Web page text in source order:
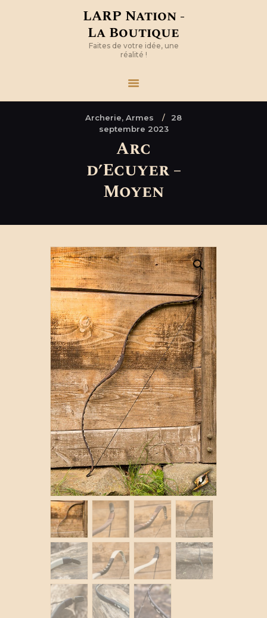
LARP Nation -
La Boutique
Faites de votre idée, une
réalité !
Archerie, Armes
28
septembre 2023
Arc
d’Ecuyer –
Moyen